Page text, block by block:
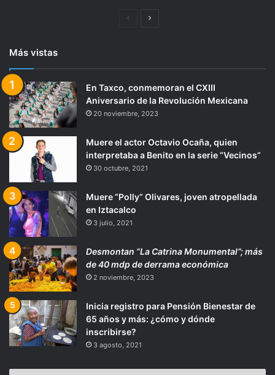
PáginaSiguiente
Más vistas
En Taxco, conmemoran el CXIII
Aniversario de la Revolución Mexicana
20 noviembre, 2023
Muere el actor Octavio Ocaña, quien
interpretaba a Benito en la serie “Vecinos”
30 octubre, 2021
Muere “Polly” Olivares, joven atropellada
en Iztacalco
3 julio, 2021
Desmontan “La Catrina Monumental”; más
de 40 mdp de derrama económica
2 noviembre, 2023
Inicia registro para Pensión Bienestar de
65 años y más: ¿cómo y dónde
inscribirse?
3 agosto, 2021